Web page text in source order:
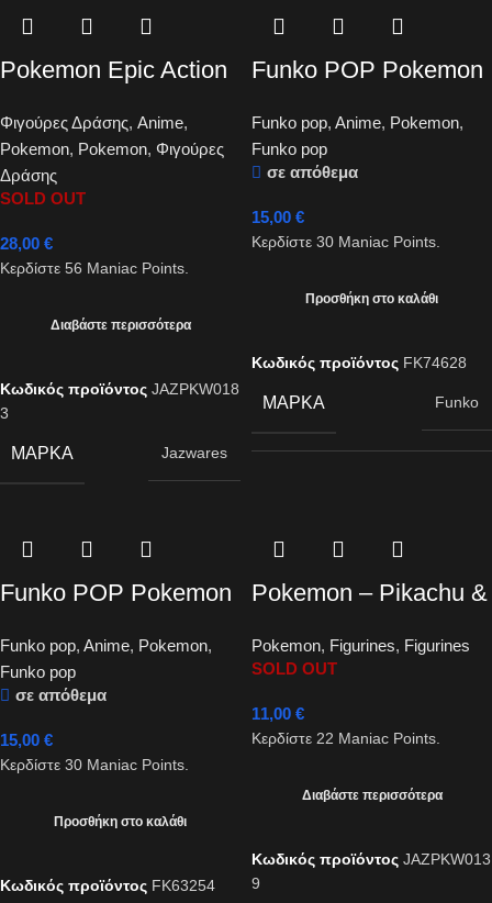
Pokemon Epic Action
Φιγούρες Δράσης, Anime,
Pokemon, Pokemon, Φιγούρες
Δράσης
SOLD OUT
28,00 €
Κερδίστε 56 Maniac Points.
Διαβάστε περισσότερα
Κωδικός προϊόντος JAZPKW018
3
ΜΆΡΚΑ Jazwares
Funko POP Pokemon
Funko pop, Anime, Pokemon,
Funko pop
σε απόθεμα
15,00 €
Κερδίστε 30 Maniac Points.
Προσθήκη στο καλάθι
Κωδικός προϊόντος FK74628
ΜΆΡΚΑ Funko
Funko POP Pokemon
Funko pop, Anime, Pokemon,
Funko pop
σε απόθεμα
15,00 €
Κερδίστε 30 Maniac Points.
Προσθήκη στο καλάθι
Κωδικός προϊόντος FK63254
Pokemon – Pikachu &
Figures 6cm
Pokemon, Figurines, Figurines
SOLD OUT
11,00 €
Κερδίστε 22 Maniac Points.
Διαβάστε περισσότερα
Κωδικός προϊόντος JAZPKW013
9